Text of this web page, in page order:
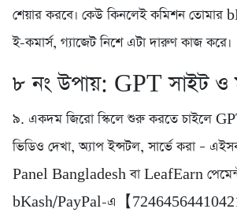
শেয়ার করবে। কেউ কিনলেই কমিশন
ই-কমার্স, গ্যাজেট নিশে এটা দারুণ কাজ করে।
৮ নং উপায়: GPT সাইট ও
৯. একদম জিরো স্কিলে শুরু করতে চাইলে
ভিডিও দেখা, অ্যাপ ইন্সটল, সার্ভে করা –
Panel Bangladesh বা LeafEarn
bKash/PayPal-এ【